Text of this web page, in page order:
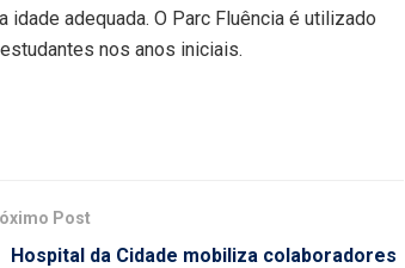
adequada. O Parc Fluência é utilizado
nos anos iniciais.
Post
Hospital da Cidade mobiliza colaboradores